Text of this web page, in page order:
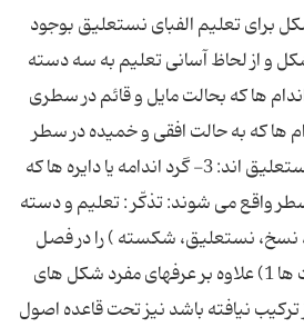
و با این حساب 23 شكل برای تعلیم الفبای نستعلیق بوجود
و از لحاظ آسانی تعلیم به سه دسته
اند: 1- خُرد اندام ها كه بحالت مایل و قائم در سطری
2- دراز اندام ها كه به حالت افقی و خمیده در سطر
قرار دارند و مّدات اصلی نستعلیق اند: 3- گرد اندامه یا دایره ها كه
سطر واقع می شوند: تذكّر : تعلیم و دسته
نسخ، نستعلیق، شكسته ) را در فصل
چهارم مینگرید. پی نوشت ها 1) علاوه بر عرفهای مفرد شكل های
نیافته باشد نیز تحت قاعده اصول